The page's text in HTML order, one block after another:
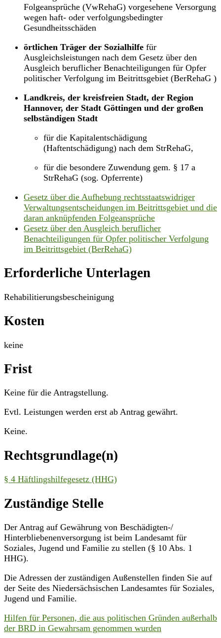
Folgeansprüche (VwRehaG) vorgesehene Versorgung
wegen haft- oder verfolgungsbedingter
Gesundheitsschäden
örtlichen Träger der Sozialhilfe für
Ausgleichsleistungen nach dem Gesetz über den
Ausgleich beruflicher Benachteiligungen für Opfer
politischer Verfolgung im Beitrittsgebiet (BerRehaG )
Landkreis, der kreisfreien Stadt, der Region
Hannover, der Stadt Göttingen und der großen
selbständigen Stadt
für die Kapitalentschädigung
(Haftentschädigung) nach dem StrRehaG,
für die besondere Zuwendung gem. § 17 a
StrRehaG (sog. Opferrente)
Gesetz über die Aufhebung rechtsstaatswidriger
Verwaltungsentscheidungen im Beitrittsgebiet und die
daran anknüpfenden Folgeansprüche
Gesetz über den Ausgleich beruflicher
Benachteiligungen für Opfer politischer Verfolgung
im Beitrittsgebiet (BerRehaG)
Erforderliche Unterlagen
Rehabilitierungsbescheinigung
Kosten
keine
Frist
Keine für die Antragstellung.
Evtl. Leistungen werden erst ab Antrag gewährt.
Keine.
Rechtsgrundlage(n)
§ 4 Häftlingshilfegesetz (HHG)
Zuständige Stelle
Der Antrag auf Gewährung von Beschädigten-/
Hinterbliebenenversorgung ist beim Landesamt für
Soziales, Jugend und Familie zu stellen (§ 10 Abs. 1
HHG).
Die Adressen der zuständigen Außenstellen finden Sie auf
der Seite des Niedersächsischen Landesamtes für Soziales,
Jugend und Familie.
Hilfen für Personen, die aus politischen Gründen außerhalb
der BRD in Gewahrsam genommen wurden